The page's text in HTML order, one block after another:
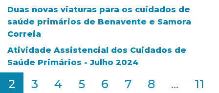
Duas novas viaturas para os cuidados de
saúde primários de Benavente e Samora
Correia
Atividade Assistencial dos Cuidados de
Saúde Primários - Julho 2024
2 3 4 5 6 7 8 ... 11